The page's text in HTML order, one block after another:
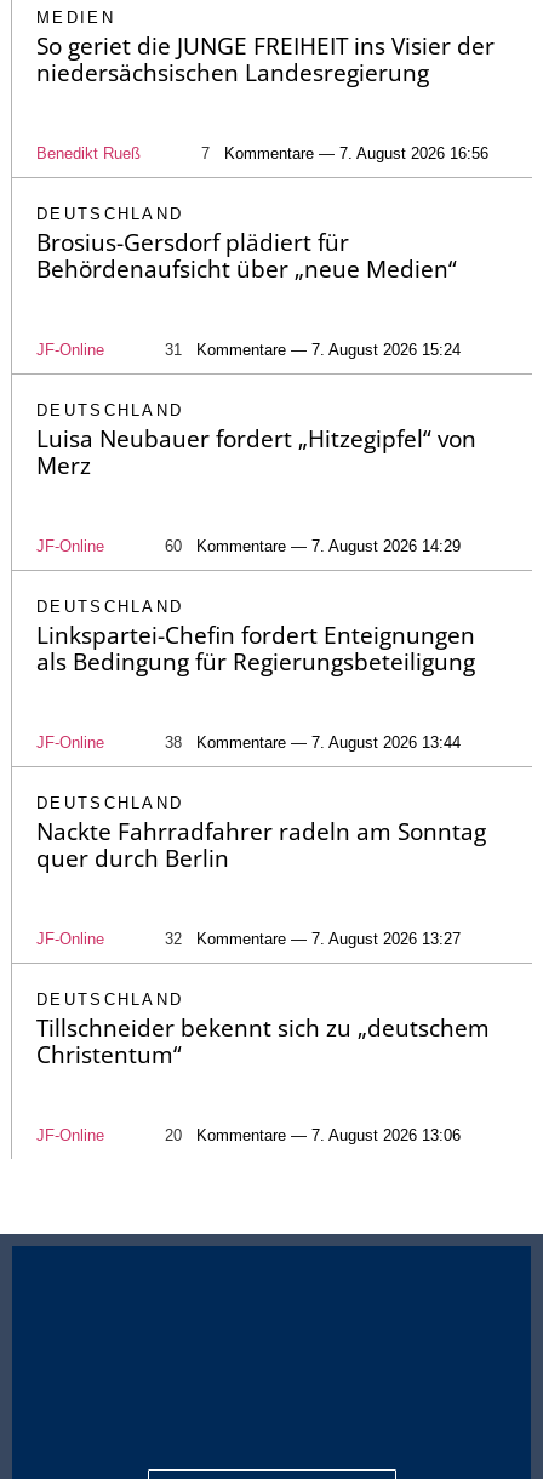
MEDIEN
So geriet die JUNGE FREIHEIT ins Visier der
niedersächsischen Landesregierung
Benedikt Rueß 7 Kommentare — 7. August 2026 16:56
DEUTSCHLAND
Brosius-Gersdorf plädiert für
Behördenaufsicht über „neue Medien“
JF-Online 31 Kommentare — 7. August 2026 15:24
DEUTSCHLAND
Luisa Neubauer fordert „Hitzegipfel“ von
Merz
JF-Online 60 Kommentare — 7. August 2026 14:29
DEUTSCHLAND
Linkspartei-Chefin fordert Enteignungen
als Bedingung für Regierungsbeteiligung
JF-Online 38 Kommentare — 7. August 2026 13:44
DEUTSCHLAND
Nackte Fahrradfahrer radeln am Sonntag
quer durch Berlin
JF-Online 32 Kommentare — 7. August 2026 13:27
DEUTSCHLAND
Tillschneider bekennt sich zu „deutschem
Christentum“
JF-Online 20 Kommentare — 7. August 2026 13:06